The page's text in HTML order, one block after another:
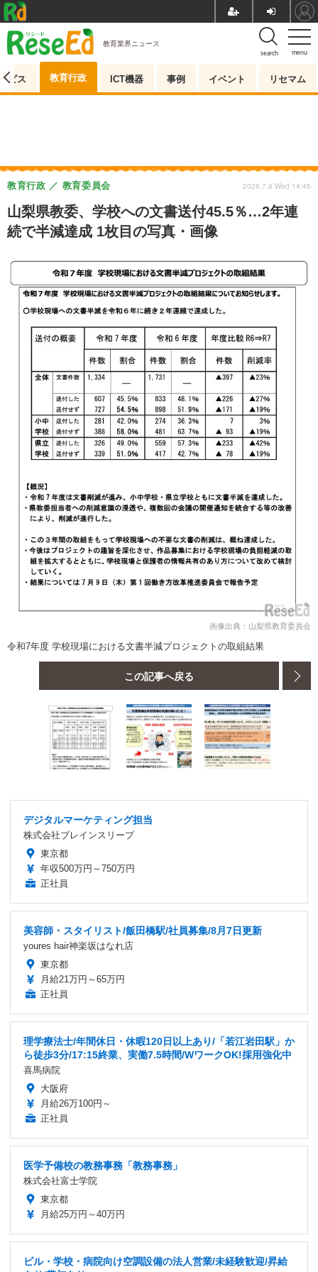
menu
search
教育業界ニュース
ビス 教育行政 ICT機器 事例 イベント リセマム
山梨県教委、学校への文書送付45.5％…2年連
続で半減達成 1枚目の写真・画像
教育行政 教育委員会 2026.7.8 Wed 14:45
画像出典：山梨県教育委員会
令和7年度 学校現場における文書半減プロジェクトの取組結果
この記事へ戻る
デジタルマーケティング担当
株式会社ブレインスリープ
東京都
年収500万円～750万円
正社員
美容師・スタイリスト/飯田橋駅/社員募集/8月7日更新
youres hair神楽坂はなれ店
東京都
月給21万円～65万円
正社員
理学療法士/年間休日・休暇120日以上あり/「若江岩田駅」か
ら徒歩3分/17:15終業、実働7.5時間/WワークOK!採用強化中
喜馬病院
大阪府
月給26万100円～
正社員
医学予備校の教務事務「教務事務」
株式会社富士学院
東京都
月給25万円～40万円
ビル・学校・病院向け空調設備の法人営業/未経験歓迎/昇給